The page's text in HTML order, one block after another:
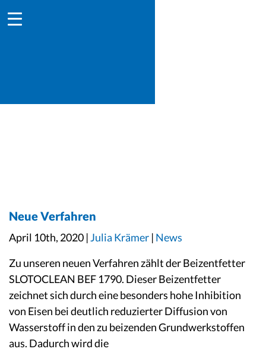
Neue Verfahren
April 10th, 2020 |Julia Krämer | News
Zu unseren neuen Verfahren zählt der Beizentfetter
SLOTOCLEAN BEF 1790. Dieser Beizentfetter
zeichnet sich durch eine besonders hohe Inhibition
von Eisen bei deutlich reduzierter Diffusion von
Wasserstoff in den zu beizenden Grundwerkstoffen
aus. Dadurch wird die